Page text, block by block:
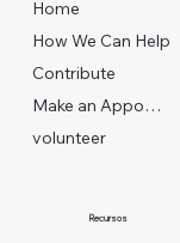
Home
How We Can Help
Contribute
Make an Appointment
volunteer
Recursos